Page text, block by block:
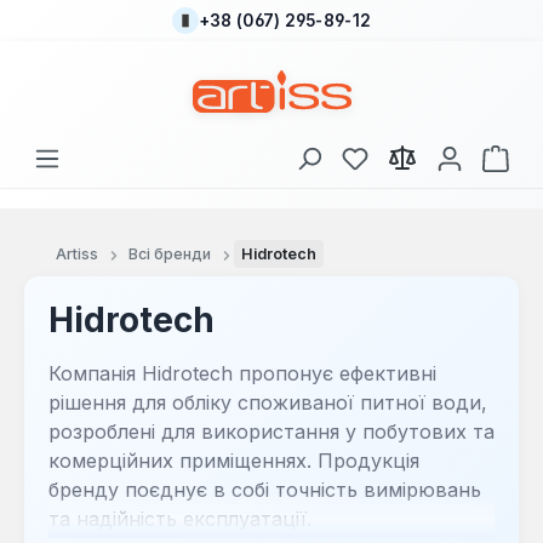
Перейти до основного вмісту
+38 (067) 295-89-12
У вас є 0 у списку
Artiss Всі бренди Hidrotech
Hidrotech
Компанія Hidrotech пропонує ефективні
рішення для обліку споживаної питної води,
розроблені для використання у побутових та
комерційних приміщеннях. Продукція
бренду поєднує в собі точність вимірювань
та надійність експлуатації.